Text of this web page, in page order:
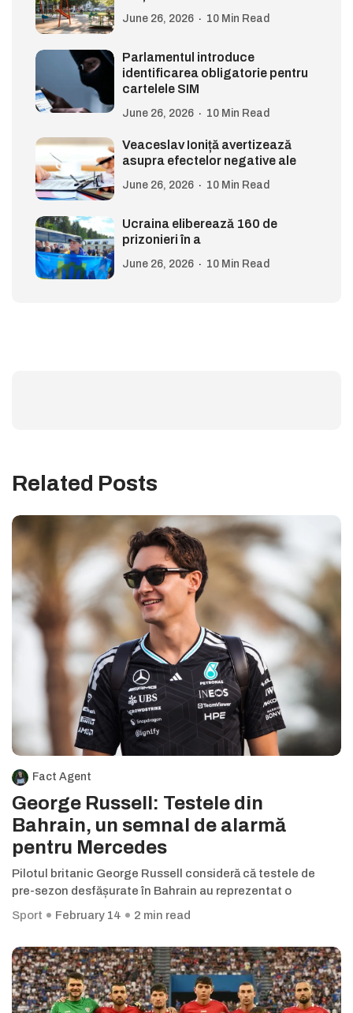
June 26, 2026 10 Min Read
Parlamentul introduce
identificarea obligatorie pentru
cartelele SIM
June 26, 2026 10 Min Read
Veaceslav Ioniță avertizează
asupra efectelor negative ale
June 26, 2026 10 Min Read
Ucraina eliberează 160 de
prizonieri în a
June 26, 2026 10 Min Read
Related Posts
Fact Agent
George Russell: Testele din
Bahrain, un semnal de alarmă
pentru Mercedes
Pilotul britanic George Russell consideră că testele de
pre-sezon desfășurate în Bahrain au reprezentat o
Sport
February 14 2 min read